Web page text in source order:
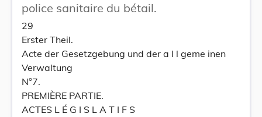
police sanitaire du bétail.
29
Erster Theil.
Acte der Gesetzgebung und der a l l geme inen
Verwaltung
N°7.
PREMIÈRE PARTIE.
ACTES L É G I S L A T I F S